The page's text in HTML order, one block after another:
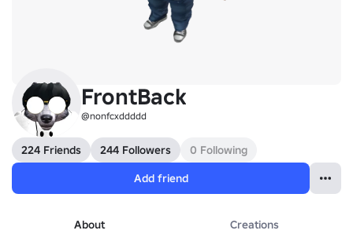
FrontBack
@nonfcxddddd
224 Friends 244 Followers
0 Following
Add friend
About Creations